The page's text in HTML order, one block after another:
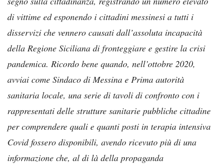
di vittime ed esponendo i cittadini messinesi a tutti i
disservizi che vennero causati dall’assoluta incapacità
della Regione Siciliana di fronteggiare e gestire la crisi
pandemica. Ricordo bene quando, nell’ottobre 2020,
avviai come Sindaco di Messina e Prima autorità
sanitaria locale, una serie di tavoli di confronto con i
rappresentati delle strutture sanitarie pubbliche cittadine
per comprendere quali e quanti posti in terapia intensiva
Covid fossero disponibili, avendo ricevuto più di una
informazione che, al di là della propaganda